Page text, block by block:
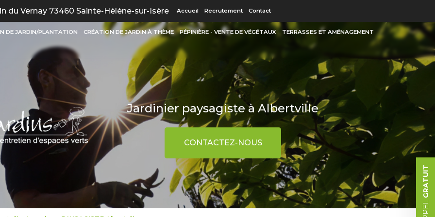
du Vernay 73460 Sainte-Hélène-sur-Isère
GRATUIT
Accueil Recrutement Contact
DE JARDIN/PLANTATION CRÉATION DE JARDIN À THÈME PÉPINIÈRE - VENTE DE VÉGÉTAUX TERRASSES ET AMÉNAGEMENT
Jardinier paysagiste à Albertville
CONTACTEZ-NOUS